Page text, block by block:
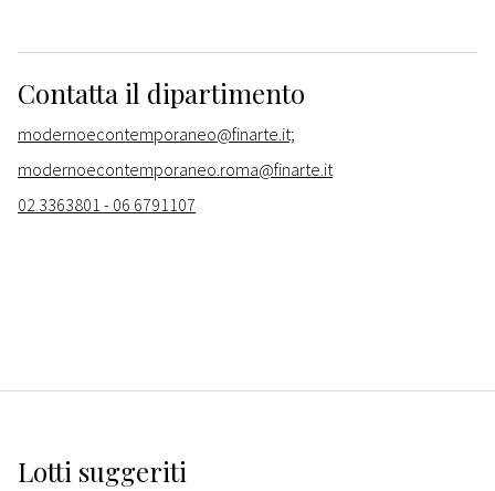
Contatta il dipartimento
modernoecontemporaneo@finarte.it;
modernoecontemporaneo.roma@finarte.it
02 3363801 - 06 6791107
Lotti suggeriti